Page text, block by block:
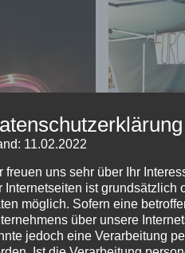
11.02.2022
freuen uns sehr über Ihr
Internetseiten ist grundsätzlich
möglich. Sofern eine
über unsere
jedoch eine Verarbeitung